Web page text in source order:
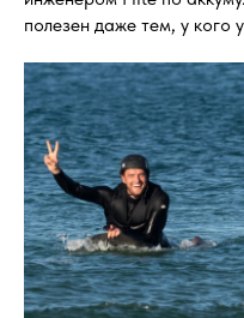
полезен даже тем, у кого